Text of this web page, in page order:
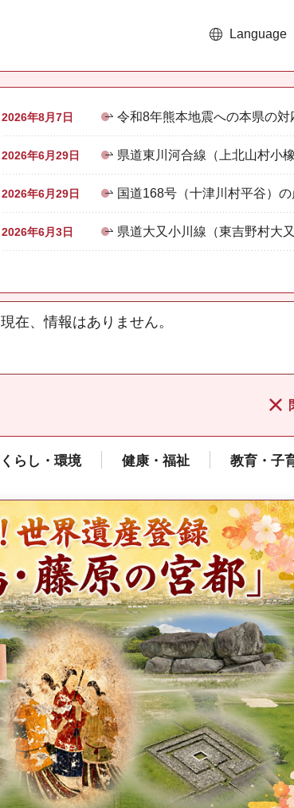
Language
2026年8月7日 令和8年熊本地震への本県の対
2026年6月29日 県道東川河合線（上北山村小
2026年6月29日 国道168号（十津川村平谷）
2026年6月3日 県道大又小川線（東吉野村大
現在、情報はありません。
くらし・環境 健康・福祉 教育・子
県広報誌「県
2026年8月号
奈